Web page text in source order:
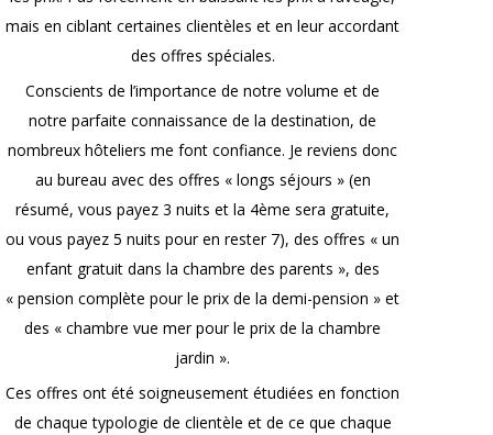
mais en ciblant certaines clientèles et en leur accordant
des offres spéciales.
Conscients de l’importance de notre volume et de
notre parfaite connaissance de la destination, de
nombreux hôteliers me font confiance. Je reviens donc
au bureau avec des offres « longs séjours » (en
résumé, vous payez 3 nuits et la 4ème sera gratuite,
ou vous payez 5 nuits pour en rester 7), des offres « un
enfant gratuit dans la chambre des parents », des
« pension complète pour le prix de la demi-pension » et
des « chambre vue mer pour le prix de la chambre
jardin ».
Ces offres ont été soigneusement étudiées en fonction
de chaque typologie de clientèle et de ce que chaque